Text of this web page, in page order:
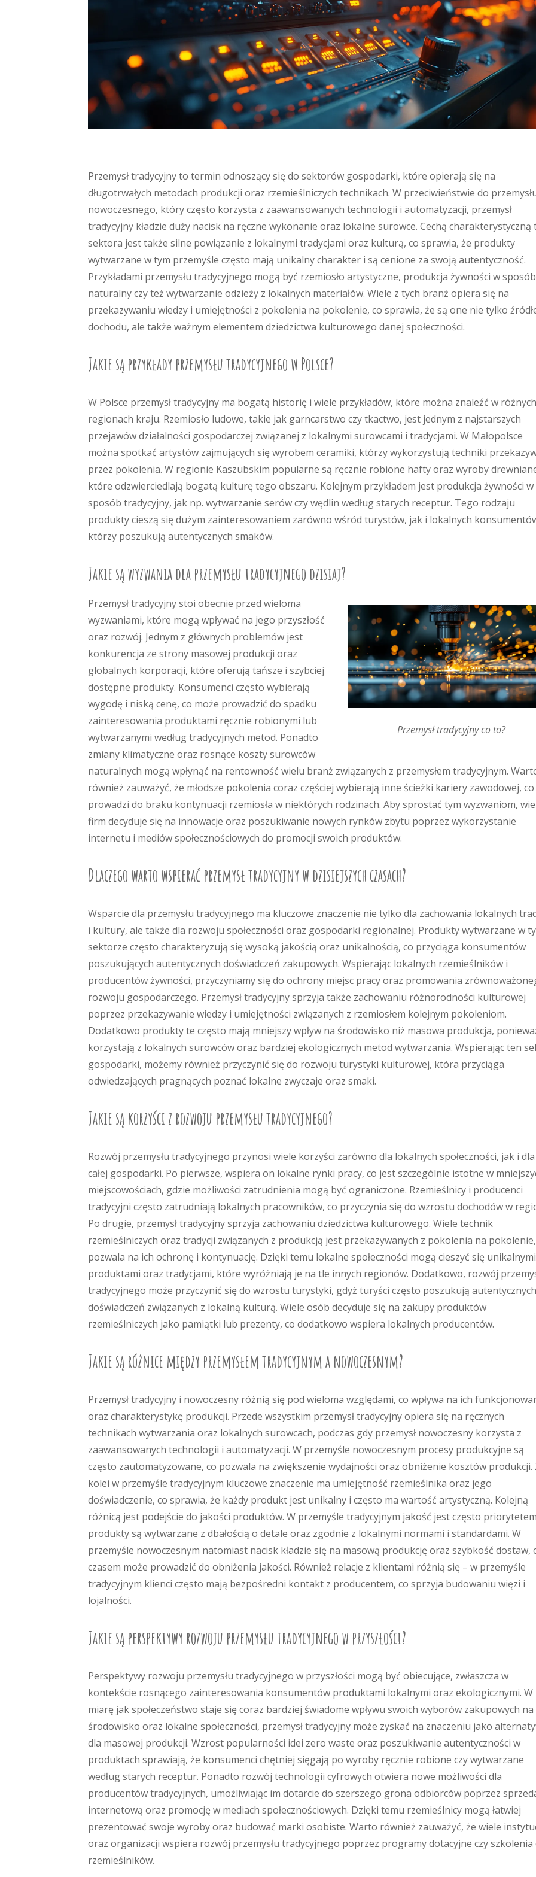
Przemysł tradycyjny to termin odnoszący się do sektorów gospodarki, które opierają się na
długotrwałych metodach produkcji oraz rzemieślniczych technikach. W przeciwieństwie do
nowoczesnego, który często korzysta z zaawansowanych technologii i automatyzacji, przemysł
tradycyjny kładzie duży nacisk na ręczne wykonanie oraz lokalne surowce. Cechą charakterystyczną
sektora jest także silne powiązanie z lokalnymi tradycjami oraz kulturą, co sprawia, że produkty
wytwarzane w tym przemyśle często mają unikalny charakter i są cenione za swoją autentyczność.
Przykładami przemysłu tradycyjnego mogą być rzemiosło artystyczne, produkcja żywności w sposób
naturalny czy też wytwarzanie odzieży z lokalnych materiałów. Wiele z tych branż opiera się na
przekazywaniu wiedzy i umiejętności z pokolenia na pokolenie, co sprawia, że są one nie tylko
dochodu, ale także ważnym elementem dziedzictwa kulturowego danej społeczności.
Jakie są przykłady przemysłu tradycyjnego w Polsce?
W Polsce przemysł tradycyjny ma bogatą historię i wiele przykładów, które można znaleźć w różnych
regionach kraju. Rzemiosło ludowe, takie jak garncarstwo czy tkactwo, jest jednym z najstarszych
przejawów działalności gospodarczej związanej z lokalnymi surowcami i tradycjami. W Małopolsce
można spotkać artystów zajmujących się wyrobem ceramiki, którzy wykorzystują techniki
przez pokolenia. W regionie Kaszubskim popularne są ręcznie robione hafty oraz wyroby
które odzwierciedlają bogatą kulturę tego obszaru. Kolejnym przykładem jest produkcja żywności w
sposób tradycyjny, jak np. wytwarzanie serów czy wędlin według starych receptur. Tego rodzaju
produkty cieszą się dużym zainteresowaniem zarówno wśród turystów, jak i lokalnych
którzy poszukują autentycznych smaków.
Jakie są wyzwania dla przemysłu tradycyjnego dzisiaj?
Przemysł tradycyjny co to?
Przemysł tradycyjny stoi obecnie przed wieloma
wyzwaniami, które mogą wpływać na jego przyszłość
oraz rozwój. Jednym z głównych problemów jest
konkurencja ze strony masowej produkcji oraz
globalnych korporacji, które oferują tańsze i szybciej
dostępne produkty. Konsumenci często wybierają
wygodę i niską cenę, co może prowadzić do spadku
zainteresowania produktami ręcznie robionymi lub
wytwarzanymi według tradycyjnych metod. Ponadto
zmiany klimatyczne oraz rosnące koszty surowców
naturalnych mogą wpłynąć na rentowność wielu branż związanych z przemysłem tradycyjnym.
również zauważyć, że młodsze pokolenia coraz częściej wybierają inne ścieżki kariery zawodowej, co
prowadzi do braku kontynuacji rzemiosła w niektórych rodzinach. Aby sprostać tym wyzwaniom,
firm decyduje się na innowacje oraz poszukiwanie nowych rynków zbytu poprzez wykorzystanie
internetu i mediów społecznościowych do promocji swoich produktów.
Dlaczego warto wspierać przemysł tradycyjny w dzisiejszych czasach?
Wsparcie dla przemysłu tradycyjnego ma kluczowe znaczenie nie tylko dla zachowania lokalnych
i kultury, ale także dla rozwoju społeczności oraz gospodarki regionalnej. Produkty wytwarzane w
sektorze często charakteryzują się wysoką jakością oraz unikalnością, co przyciąga konsumentów
poszukujących autentycznych doświadczeń zakupowych. Wspierając lokalnych rzemieślników i
producentów żywności, przyczyniamy się do ochrony miejsc pracy oraz promowania
rozwoju gospodarczego. Przemysł tradycyjny sprzyja także zachowaniu różnorodności kulturowej
poprzez przekazywanie wiedzy i umiejętności związanych z rzemiosłem kolejnym pokoleniom.
Dodatkowo produkty te często mają mniejszy wpływ na środowisko niż masowa produkcja,
korzystają z lokalnych surowców oraz bardziej ekologicznych metod wytwarzania. Wspierając ten
gospodarki, możemy również przyczynić się do rozwoju turystyki kulturowej, która przyciąga
odwiedzających pragnących poznać lokalne zwyczaje oraz smaki.
Jakie są korzyści z rozwoju przemysłu tradycyjnego?
Rozwój przemysłu tradycyjnego przynosi wiele korzyści zarówno dla lokalnych społeczności, jak i dla
całej gospodarki. Po pierwsze, wspiera on lokalne rynki pracy, co jest szczególnie istotne w
miejscowościach, gdzie możliwości zatrudnienia mogą być ograniczone. Rzemieślnicy i producenci
tradycyjni często zatrudniają lokalnych pracowników, co przyczynia się do wzrostu dochodów w
Po drugie, przemysł tradycyjny sprzyja zachowaniu dziedzictwa kulturowego. Wiele technik
rzemieślniczych oraz tradycji związanych z produkcją jest przekazywanych z pokolenia na
pozwala na ich ochronę i kontynuację. Dzięki temu lokalne społeczności mogą cieszyć się unikalnymi
produktami oraz tradycjami, które wyróżniają je na tle innych regionów. Dodatkowo, rozwój
tradycyjnego może przyczynić się do wzrostu turystyki, gdyż turyści często poszukują autentycznych
doświadczeń związanych z lokalną kulturą. Wiele osób decyduje się na zakupy produktów
rzemieślniczych jako pamiątki lub prezenty, co dodatkowo wspiera lokalnych producentów.
Jakie są różnice między przemysłem tradycyjnym a nowoczesnym?
Przemysł tradycyjny i nowoczesny różnią się pod wieloma względami, co wpływa na ich
oraz charakterystykę produkcji. Przede wszystkim przemysł tradycyjny opiera się na ręcznych
technikach wytwarzania oraz lokalnych surowcach, podczas gdy przemysł nowoczesny korzysta z
zaawansowanych technologii i automatyzacji. W przemyśle nowoczesnym procesy produkcyjne są
często zautomatyzowane, co pozwala na zwiększenie wydajności oraz obniżenie kosztów produkcji.
kolei w przemyśle tradycyjnym kluczowe znaczenie ma umiejętność rzemieślnika oraz jego
doświadczenie, co sprawia, że każdy produkt jest unikalny i często ma wartość artystyczną. Kolejną
różnicą jest podejście do jakości produktów. W przemyśle tradycyjnym jakość jest często
produkty są wytwarzane z dbałością o detale oraz zgodnie z lokalnymi normami i standardami. W
przemyśle nowoczesnym natomiast nacisk kładzie się na masową produkcję oraz szybkość dostaw,
czasem może prowadzić do obniżenia jakości. Również relacje z klientami różnią się – w przemyśle
tradycyjnym klienci często mają bezpośredni kontakt z producentem, co sprzyja budowaniu więzi i
lojalności.
Jakie są perspektywy rozwoju przemysłu tradycyjnego w przyszłości?
Perspektywy rozwoju przemysłu tradycyjnego w przyszłości mogą być obiecujące, zwłaszcza w
kontekście rosnącego zainteresowania konsumentów produktami lokalnymi oraz ekologicznymi. W
miarę jak społeczeństwo staje się coraz bardziej świadome wpływu swoich wyborów zakupowych na
środowisko oraz lokalne społeczności, przemysł tradycyjny może zyskać na znaczeniu jako
dla masowej produkcji. Wzrost popularności idei zero waste oraz poszukiwanie autentyczności w
produktach sprawiają, że konsumenci chętniej sięgają po wyroby ręcznie robione czy wytwarzane
według starych receptur. Ponadto rozwój technologii cyfrowych otwiera nowe możliwości dla
producentów tradycyjnych, umożliwiając im dotarcie do szerszego grona odbiorców poprzez
internetową oraz promocję w mediach społecznościowych. Dzięki temu rzemieślnicy mogą łatwiej
prezentować swoje wyroby oraz budować marki osobiste. Warto również zauważyć, że wiele
oraz organizacji wspiera rozwój przemysłu tradycyjnego poprzez programy dotacyjne czy szkolenia
rzemieślników.